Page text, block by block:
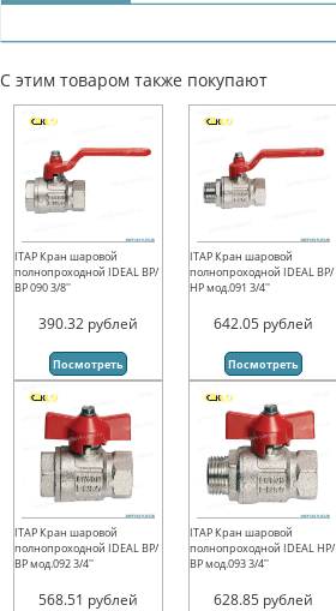
С этим товаром также покупают
ITAP Кран шаровой
полнопроходной IDEAL ВР/
ВР 090 3/8''
390.32 рублей
Посмотреть
ITAP Кран шаровой
полнопроходной IDEAL ВР/
НР мод.091 3/4''
642.05 рублей
Посмотреть
ITAP Кран шаровой
полнопроходной IDEAL ВР/
ВР мод.092 3/4''
568.51 рублей
ITAP Кран шаровой
полнопроходной IDEAL НР/
ВР мод.093 3/4''
628.85 рублей